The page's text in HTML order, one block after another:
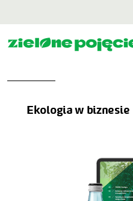
Ekologia w biznesie